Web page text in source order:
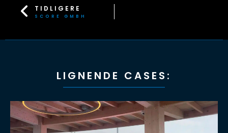
TIDLIGERE
SCORE GMBH
LIGNENDE CASES: